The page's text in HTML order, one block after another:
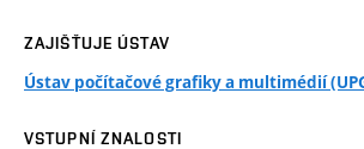
ZAJIŠŤUJE ÚSTAV
Ústav počítačové grafiky a multimédií
VSTUPNÍ ZNALOSTI